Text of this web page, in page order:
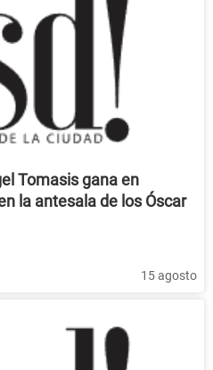
Tomasis gana en
la antesala de los Óscar
15 agosto